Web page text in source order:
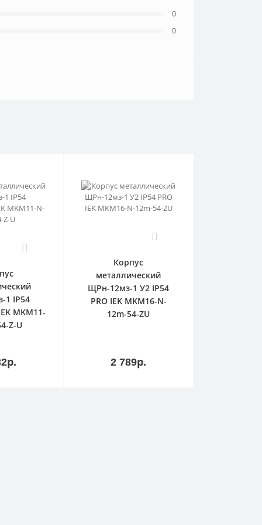
0
0
1 IP54
MKM11-
Z-U
Корпус
металлический
ЩРн-12мз-1 У2 IP54
PRO IEK MKM16-N-
12m-54-ZU
2 789р.
корзину